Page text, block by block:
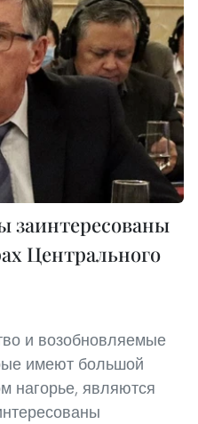
заинтересованы
Центрального
и возобновляемые
имеют большой
нагорье, являются